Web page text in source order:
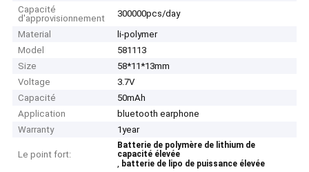
Capacité
d'approvisionnement
300000pcs/day
Material
li-polymer
Model
581113
Size
58*11*13mm
Voltage
3.7V
Capacité
50mAh
Application
bluetooth earphone
Warranty
1year
Le point fort:
Batterie de polymère de lithium de
capacité élevée
, batterie de lipo de puissance élevée